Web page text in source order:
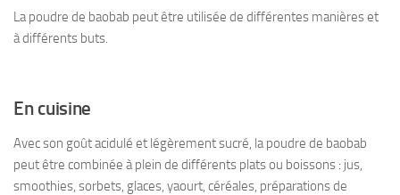
La poudre de baobab peut être utilisée de différentes manières et
à différents buts.
En cuisine
Avec son goût acidulé et légèrement sucré, la poudre de baobab
peut être combinée à plein de différents plats ou boissons : jus,
smoothies, sorbets, glaces, yaourt, céréales, préparations de